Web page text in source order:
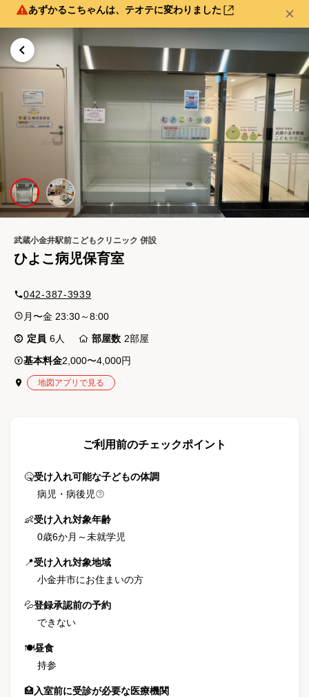
あずかるこちゃんは、テオテに変わりました
武蔵小金井駅前こどもクリニック 併設
ひよこ病児保育室
042-387-3939
月〜金 23:30～8:00
定員 6人 部屋数 2部屋
基本料金2,000〜4,000円
地図アプリで見る
ご利用前のチェックポイント
🤒受け入れ可能な子どもの体調
病児・病後児
👶受け入れ対象年齢
0歳6か月 ～未就学児
📍受け入れ対象地域
小金井市にお住まいの方
💦登録承認前の予約
できない
🍽昼食
持参
🏥入室前に受診が必要な医療機関